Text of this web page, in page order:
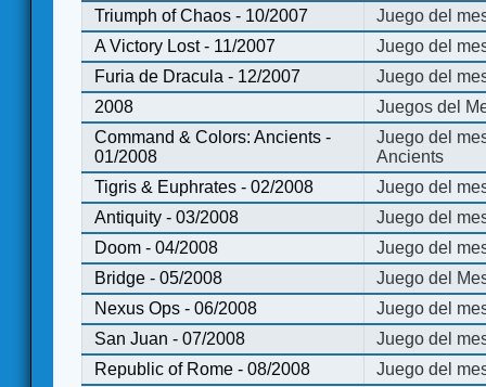
Triumph of Chaos - 10/2007
Juego del
A Victory Lost - 11/2007
Juego del
Furia de Dracula - 12/2007
Juego del
2008
Juegos del
Command & Colors: Ancients -
01/2008
Juego del
Ancients
Tigris & Euphrates - 02/2008
Juego del
Antiquity - 03/2008
Juego del
Doom - 04/2008
Juego del
Bridge - 05/2008
Juego del
Nexus Ops - 06/2008
Juego del
San Juan - 07/2008
Juego del
Republic of Rome - 08/2008
Juego del